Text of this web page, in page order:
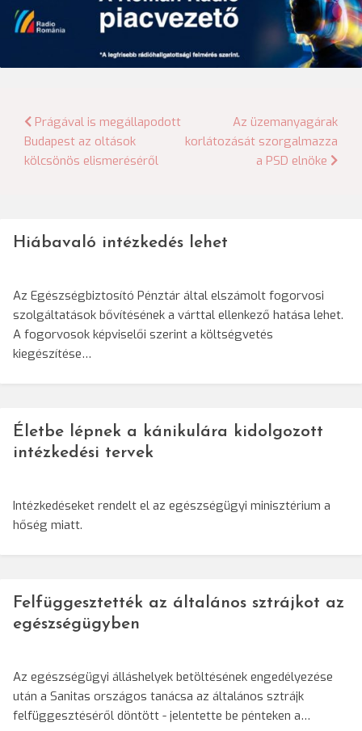
Bejegyzés
navigáció
Prágával is megállapodott
Budapest az oltások
kölcsönös elismeréséről
Az üzemanyagárak
korlátozását szorgalmazza
a PSD elnöke
Hiábavaló intézkedés lehet
Az Egészségbiztosító Pénztár által elszámolt fogorvosi
szolgáltatások bővítésének a várttal ellenkező hatása lehet.
A fogorvosok képviselői szerint a költségvetés
kiegészítése…
Életbe lépnek a kánikulára kidolgozott
intézkedési tervek
Intézkedéseket rendelt el az egészségügyi minisztérium a
hőség miatt.
Felfüggesztették az általános sztrájkot az
egészségügyben
Az egészségügyi álláshelyek betöltésének engedélyezése
után a Sanitas országos tanácsa az általános sztrájk
felfüggesztéséről döntött - jelentette be pénteken a…